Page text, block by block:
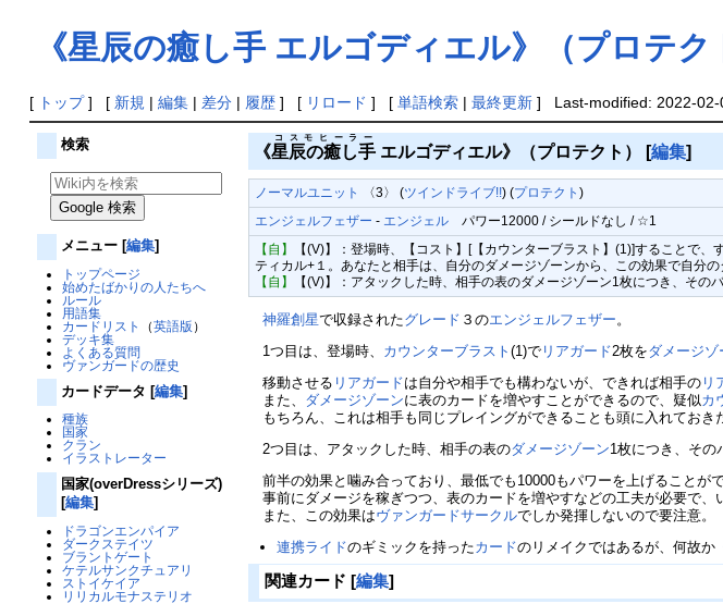
《星辰の癒し手 エルゴディエル》（プロテク
[ トップ] [ 新規 | 編集| 差分| 履歴] [ リロード ] [ 単語検索| 最終更新] Last-modified: 2022-02-
検索
メニュー [編集]
トップページ
始めたばかりの人たちへ
ルール
用語集
カードリスト
（英語版 ）
デッキ集
よくある質問
ヴァンガードの歴史
カードデータ [編集]
種族
国家
クラン
イラストレーター
国家(overDressシリーズ)
[編集]
ドラゴンエンパイア
ダークステイツ
ブラントゲート
ケテルサンクチュアリ
ストイケイア
リリカルモナステリオ
《星辰の癒し手
コスモヒーラー
エルゴディエル》（プロテクト） [編集]
ノーマルユニット 〈3〉 (ツインドライブ!!) (プロテクト)
エンジェルフェザー - エンジェル パワー12000 / シールドなし / ☆1
【自】
【(V)】：登場時、【コスト】[【カウンターブラスト】(1)]することで
ティカル+１。あなたと相手は、自分のダメージゾーンから、この効果で自分
【自】
【(V)】：アタックした時、相手の表のダメージゾーン1枚につき、その
神羅創星で収録されたグレード ３のエンジェルフェザー。
1つ目は、登場時、 カウンターブラスト(1)で リアガード2枚をダメージゾ
移動させる リアガードは自分や相手でも構わないが、できれば相手の リ
また、 ダメージゾーンに表のカードを増やすことができるので、疑似カ
もちろん、これは相手も同じプレイングができることも頭に入れておき
2つ目は、アタックした時、相手の表のダメージゾーン1枚につき、その
前半の効果と噛み合っており、最低でも10000もパワーを上げることが
事前にダメージを稼ぎつつ、表のカードを増やすなどの工夫が必要で、
また、この効果はヴァンガードサークルでしか発揮しないので要注意。
連携ライドのギミックを持ったカードのリメイクではあるが、何故か
関連カード [編集]